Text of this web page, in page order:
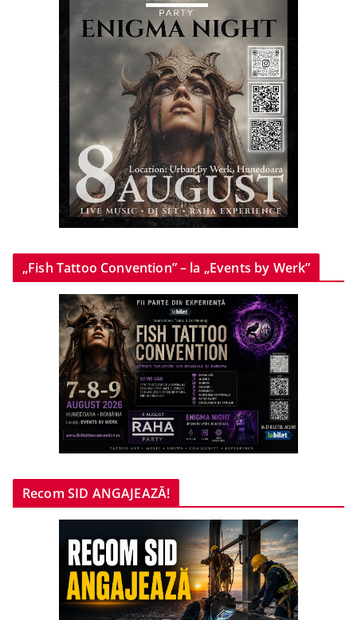
„Fish Tattoo Convention” – la „Events by Werk”
Recom SID ANGAJEAZĂ!